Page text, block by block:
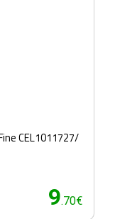
CEL1011727/
9.70€